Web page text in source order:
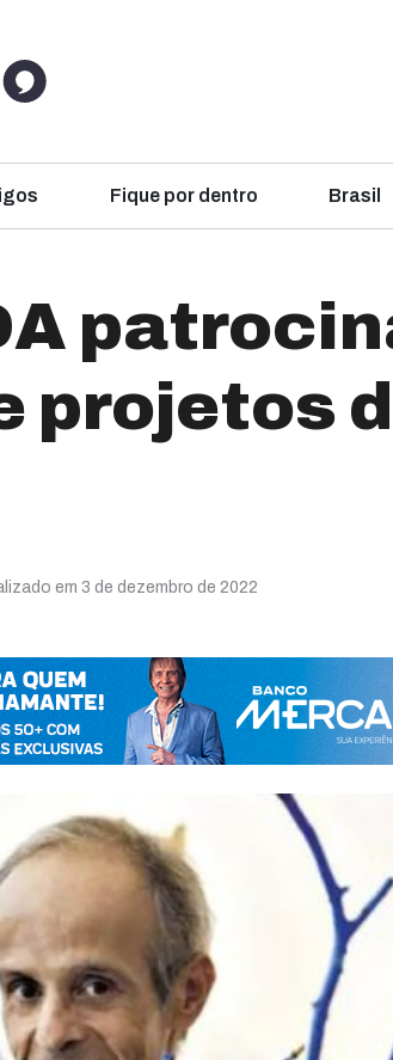
Fique por dentro Brasil
projetos
em 3 de dezembro de 2022